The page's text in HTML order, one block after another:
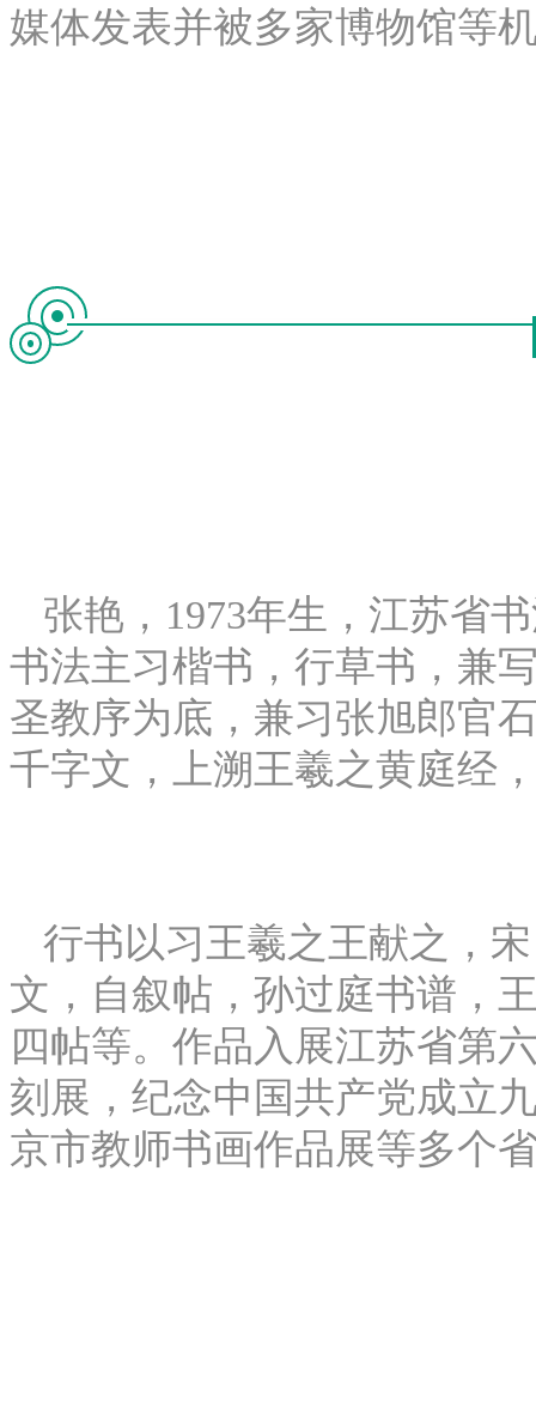
媒体发表并被多家博物馆等
张艳，1973年生，江苏省
书法主习楷书，行草书，兼
圣教序为底，兼习张旭郎官
千字文，上溯王羲之黄庭经
行书以习王羲之王献之，
文，自叙帖，孙过庭书谱，
四帖等。作品入展江苏省第
刻展，纪念中国共产党成立
京市教师书画作品展等多个